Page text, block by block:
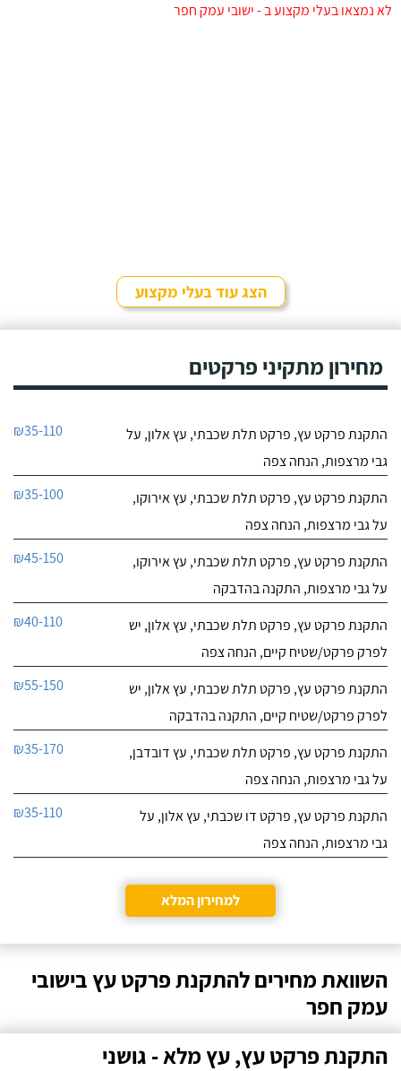
לא נמצאו בעלי מקצוע ב - ישובי עמק חפר
הצג עוד בעלי מקצוע
מחירון מתקיני פרקטים
התקנת פרקט עץ, פרקט תלת שכבתי, עץ אלון, על
גבי מרצפות, הנחה צפה
₪35-110
התקנת פרקט עץ, פרקט תלת שכבתי, עץ אירוקו,
על גבי מרצפות, הנחה צפה
₪35-100
התקנת פרקט עץ, פרקט תלת שכבתי, עץ אירוקו,
על גבי מרצפות, התקנה בהדבקה
₪45-150
התקנת פרקט עץ, פרקט תלת שכבתי, עץ אלון, יש
לפרק פרקט/שטיח קיים, הנחה צפה
₪40-110
התקנת פרקט עץ, פרקט תלת שכבתי, עץ אלון, יש
לפרק פרקט/שטיח קיים, התקנה בהדבקה
₪55-150
התקנת פרקט עץ, פרקט תלת שכבתי, עץ דובדבן,
על גבי מרצפות, הנחה צפה
₪35-170
התקנת פרקט עץ, פרקט דו שכבתי, עץ אלון, על
גבי מרצפות, הנחה צפה
₪35-110
למחירון המלא
השוואת מחירים להתקנת פרקט עץ בישובי
עמק חפר
התקנת פרקט עץ, עץ מלא - גושני